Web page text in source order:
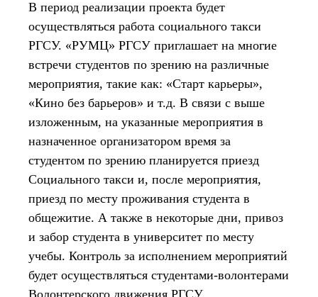
В период реализации проекта будет
осуществляться работа социального такси
РГСУ. «РУМЦ» РГСУ приглашает на многие
встречи студентов по зрению на различные
мероприятия, такие как: «Старт карьеры»,
«Кино без барьеров» и т.д. В связи с выше
изложенным, на указанные мероприятия в
назначенное организатором время за
студентом по зрению планируется приезд
Социального такси и, после мероприятия,
приезд по месту проживания студента в
общежитие. А также в некоторые дни, привоз
и забор студента в университет по месту
учебы. Контроль за исполнением мероприятий
будет осуществляться студентами-волонтерами
Волонтерского движения РГСУ.